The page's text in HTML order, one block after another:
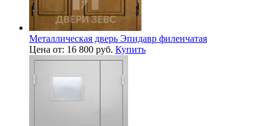
Металлическая дверь Эпидавр филенчатая
Цена от: 16 800 руб. Купить